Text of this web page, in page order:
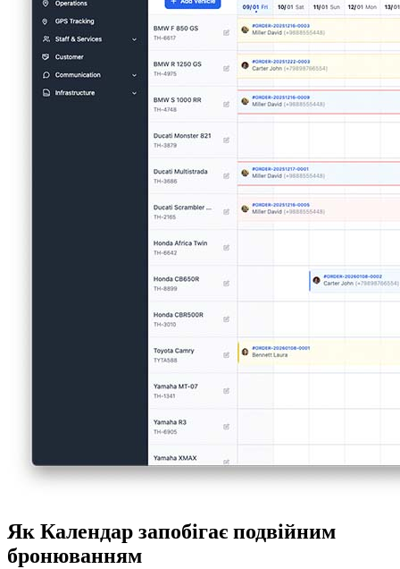
Як Календар запобігає подвійним
бронюванням